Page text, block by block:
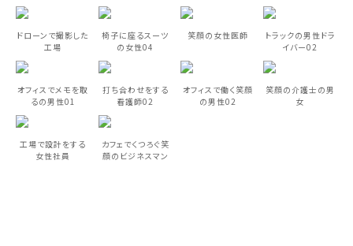
ドローンで撮影した
工場
椅子に座るスーツ
の女性04
笑顔の女性医師
トラックの男性ドラ
イバー02
オフィスでメモを取
るの男性01
打ち合わせをする
看護師02
オフィスで働く笑顔
の男性02
笑顔の介護士の男
女
工場で設計をする
女性社員
カフェでくつろぐ笑
顔のビジネスマン